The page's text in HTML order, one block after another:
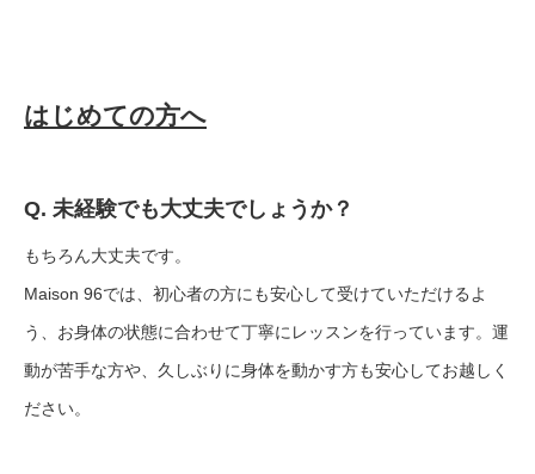
はじめての方へ
Q. 未経験でも大丈夫でしょうか？
もちろん大丈夫です。
Maison 96では、初心者の方にも安心して受けていただけるよ
う、お身体の状態に合わせて丁寧にレッスンを行っています。運
動が苦手な方や、久しぶりに身体を動かす方も安心してお越しく
ださい。